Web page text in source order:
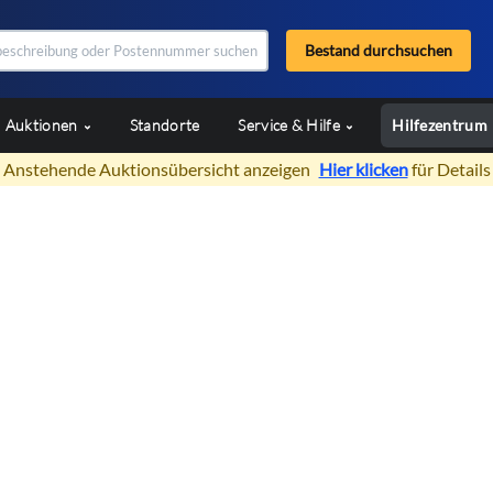
Bestand durchsuchen
Auktionen Standorte Service & Hilfe Hilfezentrum
Anstehende Auktionsübersicht anzeigen Hier klickenfür Details